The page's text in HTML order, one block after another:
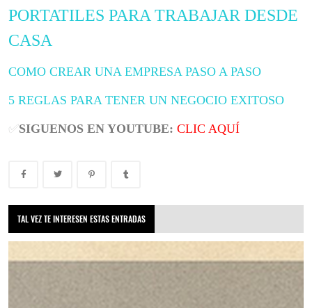
PORTATILES PARA TRABAJAR DESDE
CASA
COMO CREAR UNA EMPRESA PASO A PASO
5 REGLAS PARA TENER UN NEGOCIO EXITOSO
✅ SIGUENOS EN YOUTUBE: CLIC AQUÍ
TAL VEZ TE INTERESEN ESTAS ENTRADAS